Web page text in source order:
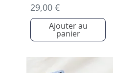
29,00 €
Ajouter au
panier